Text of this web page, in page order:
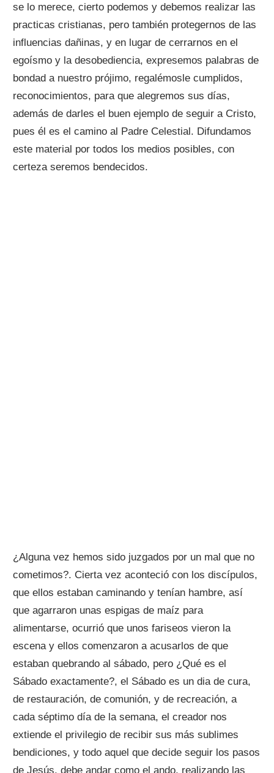
se lo merece, cierto podemos y debemos realizar las
practicas cristianas, pero también protegernos de las
influencias dañinas, y en lugar de cerrarnos en el
egoísmo y la desobediencia, expresemos palabras de
bondad a nuestro prójimo, regalémosle cumplidos,
reconocimientos, para que alegremos sus días,
además de darles el buen ejemplo de seguir a Cristo,
pues él es el camino al Padre Celestial. Difundamos
este material por todos los medios posibles, con
certeza seremos bendecidos.
¿Alguna vez hemos sido juzgados por un mal que no
cometimos?. Cierta vez aconteció con los discípulos,
que ellos estaban caminando y tenían hambre, así
que agarraron unas espigas de maíz para
alimentarse, ocurrió que unos fariseos vieron la
escena y ellos comenzaron a acusarlos de que
estaban quebrando al sábado, pero ¿Qué es el
Sábado exactamente?, el Sábado es un dia de cura,
de restauración, de comunión, y de recreación, a
cada séptimo día de la semana, el creador nos
extiende el privilegio de recibir sus más sublimes
bendiciones, y todo aquel que decide seguir los pasos
de Jesús, debe andar como el ando, realizando las